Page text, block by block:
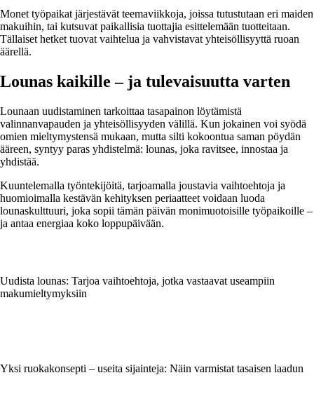
Monet työpaikat järjestävät teemaviikkoja, joissa tutustutaan eri maiden
makuihin, tai kutsuvat paikallisia tuottajia esittelemään tuotteitaan.
Tällaiset hetket tuovat vaihtelua ja vahvistavat yhteisöllisyyttä ruoan
äärellä.
Lounas kaikille – ja tulevaisuutta varten
Lounaan uudistaminen tarkoittaa tasapainon löytämistä
valinnanvapauden ja yhteisöllisyyden välillä. Kun jokainen voi syödä
omien mieltymystensä mukaan, mutta silti kokoontua saman pöydän
ääreen, syntyy paras yhdistelmä: lounas, joka ravitsee, innostaa ja
yhdistää.
Kuuntelemalla työntekijöitä, tarjoamalla joustavia vaihtoehtoja ja
huomioimalla kestävän kehityksen periaatteet voidaan luoda
lounaskulttuuri, joka sopii tämän päivän monimuotoisille työpaikoille –
ja antaa energiaa koko loppupäivään.
Uudista lounas: Tarjoa vaihtoehtoja, jotka vastaavat useampiin
makumieltymyksiin
Yksi ruokakonsepti – useita sijainteja: Näin varmistat tasaisen laadun